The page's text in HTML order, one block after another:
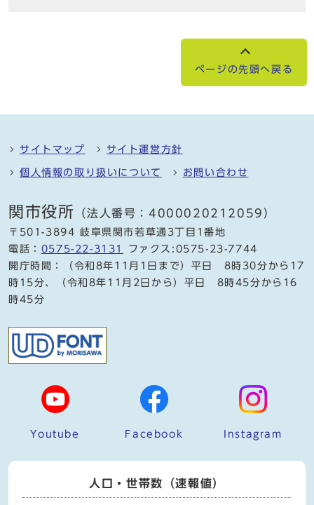
ページの先頭へ戻る
サイトマップ サイト運営方針
個人情報の取り扱いについて お問い合わせ
関市役所 （法人番号：4000020212059）
〒501-3894 岐阜県関市若草通3丁目1番地
電話： 0575-22-3131
ファクス:0575-23-7744
開庁時間：（令和8年11月1日まで）平日 8時30分から17
時15分、（令和8年11月2日から）平日 8時45分から16
時45分
Youtube Facebook Instagram
人口・世帯数（速報値）